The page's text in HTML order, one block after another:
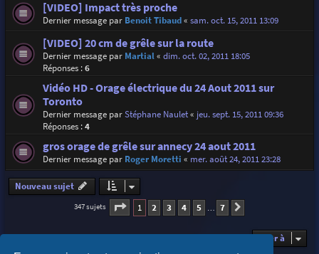
[VIDEO] Impact très proche
Dernier message par Benoit Tibaud« sam. oct. 15, 2011 13:09
[VIDEO] 20 cm de grêle sur la route
Dernier message par Martial« dim. oct. 02, 2011 18:05
Réponses :6
Vidéo HD - Orage électrique du 24 Aout 2011 sur
Toronto
Dernier message parStéphane Naulet« jeu. sept. 15, 2011 09:36
Réponses :4
gros orage de grêle sur annecy 24 aout 2011
Dernier message par Roger Moretti « mer. août 24, 2011 23:28
Nouveau sujet
347 sujets Page 1sur
1 2 3 4 5 … 7
Aller à